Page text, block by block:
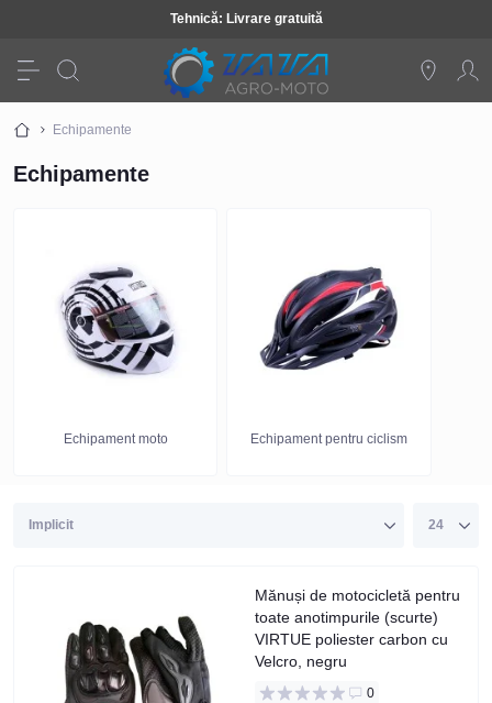
Tehnică: Livrare gratuită
Echipamente
Echipamente
Echipament moto Echipament pentru ciclism
Mănuși de motocicletă pentru
toate anotimpurile (scurte)
VIRTUE poliester carbon cu
Velcro, negru
0